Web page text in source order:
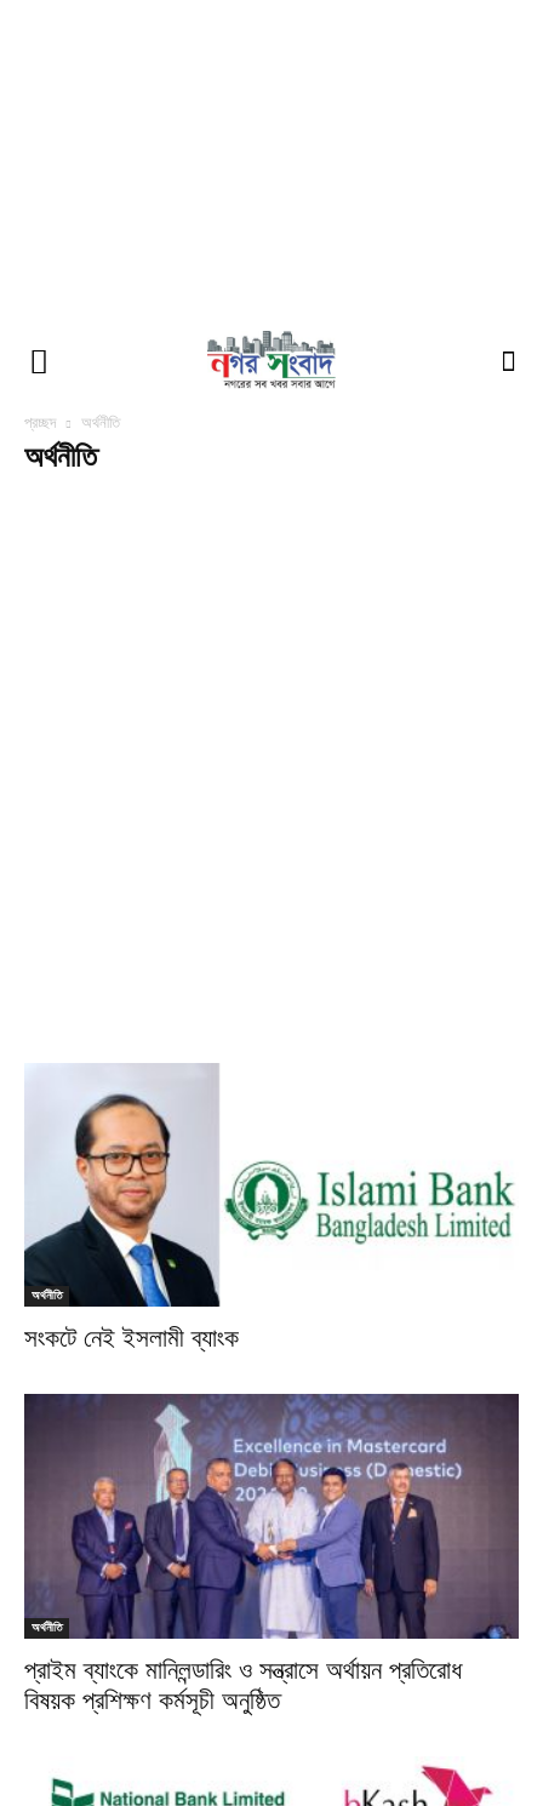
প্রচ্ছদ অর্থনীতি
অর্থনীতি
অর্থনীতি
সংকটে নেই ইসলামী ব্যাংক
অর্থনীতি
প্রাইম ব্যাংকে মানিলন্ডারিং ও সন্ত্রাসে অর্থায়ন প্রতিরোধ
বিষয়ক প্রশিক্ষণ কর্মসূচী অনুষ্ঠিত